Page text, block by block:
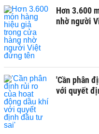
Hơn 3.600
nhờ người
'Cần phân
với quyết